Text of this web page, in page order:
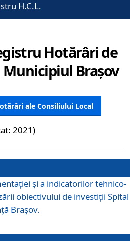
H.C.L.
Hotărâri de
Municipiul Brașov
ale Consiliului Local
2021)
și a indicatorilor tehnico-
obiectivului de investiții Spital
Brașov.